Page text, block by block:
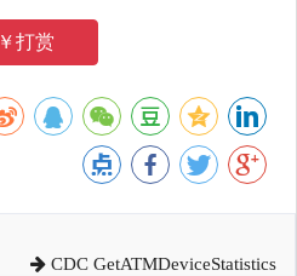
￥打赏
CDC GetATMDeviceStatistics